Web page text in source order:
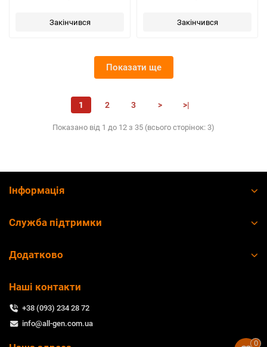
Закінчився Закінчився
Показати ще
1 2 3 > >|
Показано від 1 до 12 з 35 (всього сторінок: 3)
Інформація
Служба підтримки
Додатково
Наші контакти
+38 (093) 234 28 72
info@all-gen.com.ua
0